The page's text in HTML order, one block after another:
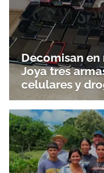
Decomisan en
Joya tres
celulares y